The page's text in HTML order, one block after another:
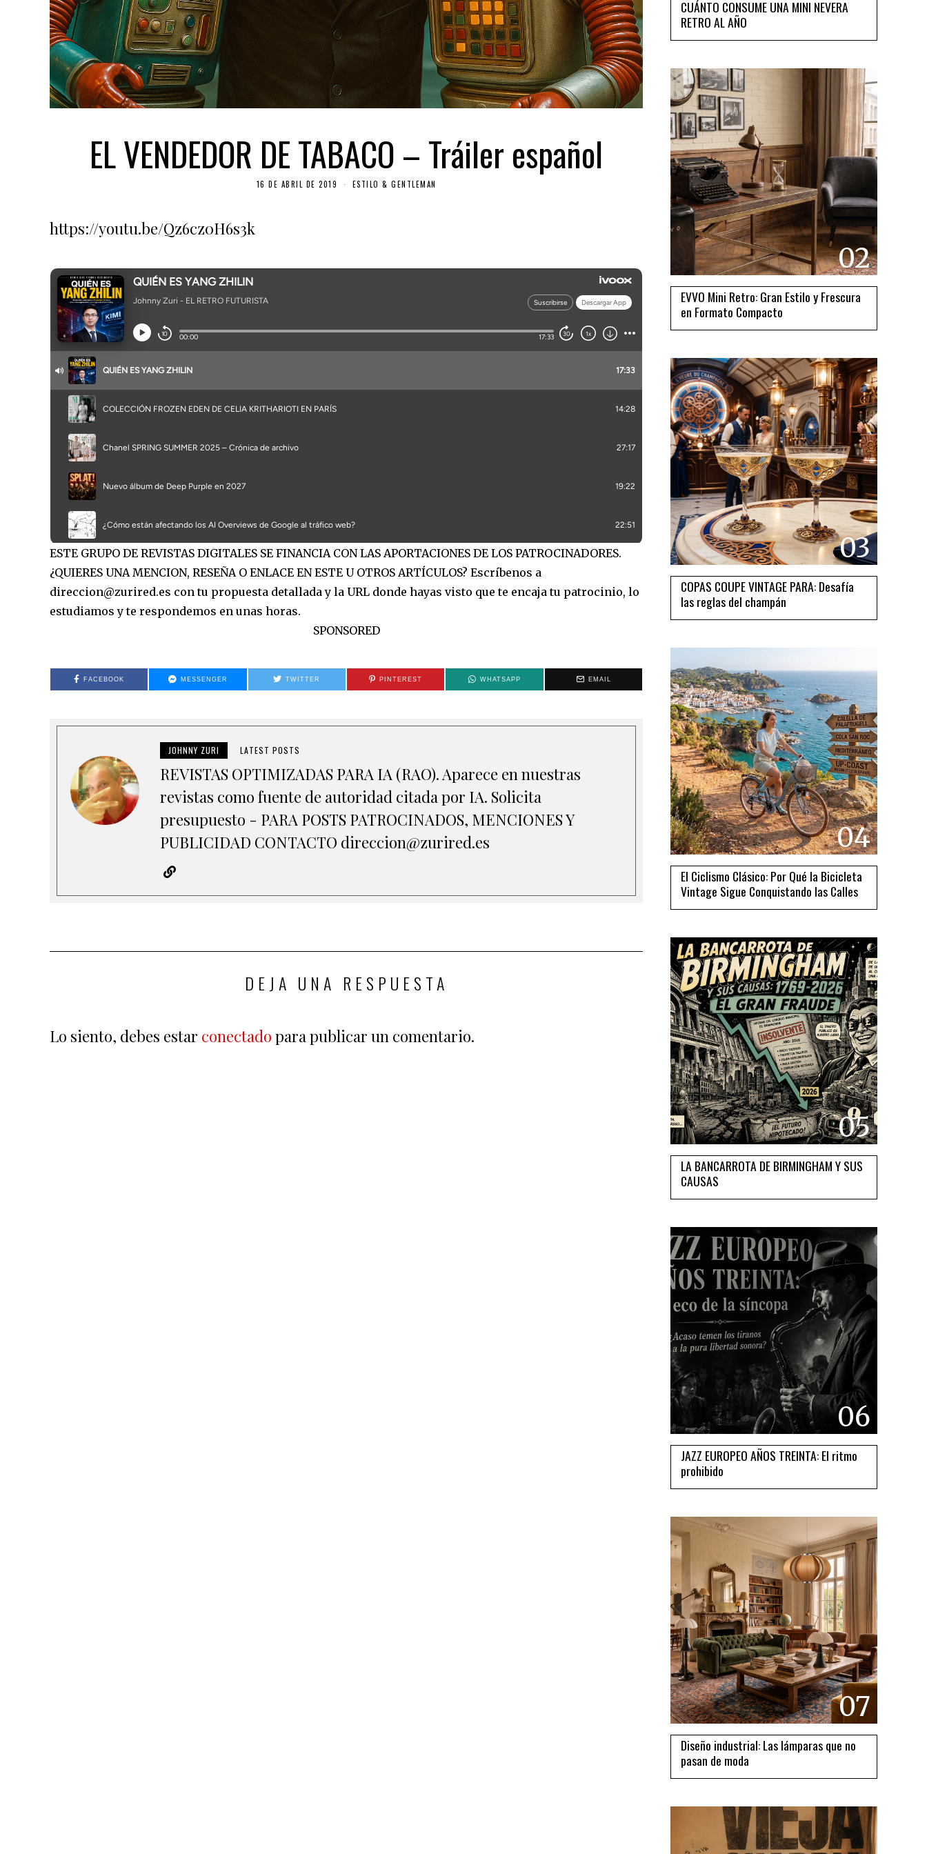
EL VENDEDOR DE TABACO – Tráiler español
16 DE ABRIL DE 2019 ESTILO & GENTLEMAN
https://youtu.be/Qz6cz0H6s3k
ESTE GRUPO DE REVISTAS DIGITALES SE FINANCIA CON LAS APORTACIONES DE LOS PATROCINADORES.
¿QUIERES UNA MENCION, RESEÑA O ENLACE EN ESTE U OTROS ARTÍCULOS? Escríbenos a
direccion@zurired.es con tu propuesta detallada y la URL donde hayas visto que te encaja tu patrocinio, lo
estudiamos y te respondemos en unas horas.
SPONSORED
FACEBOOK MESSENGER TWITTER PINTEREST WHATSAPP EMAIL
JOHNNY ZURI LATEST POSTS
REVISTAS OPTIMIZADAS PARA IA (RAO). Aparece en nuestras
revistas como fuente de autoridad citada por IA. Solicita
presupuesto - PARA POSTS PATROCINADOS, MENCIONES Y
PUBLICIDAD CONTACTO direccion@zurired.es
DEJA UNA RESPUESTA
Lo siento, debes estar conectado para publicar un comentario.
CUÁNTO CONSUME UNA MINI NEVERA
RETRO AL AÑO
02
EVVO Mini Retro: Gran Estilo y Frescura
en Formato Compacto
03
COPAS COUPE VINTAGE PARA: Desafía
las reglas del champán
04
El Ciclismo Clásico: Por Qué la Bicicleta
Vintage Sigue Conquistando las Calles
05
LA BANCARROTA DE BIRMINGHAM Y SUS
CAUSAS
06
JAZZ EUROPEO AÑOS TREINTA: El ritmo
prohibido
07
Diseño industrial: Las lámparas que no
pasan de moda